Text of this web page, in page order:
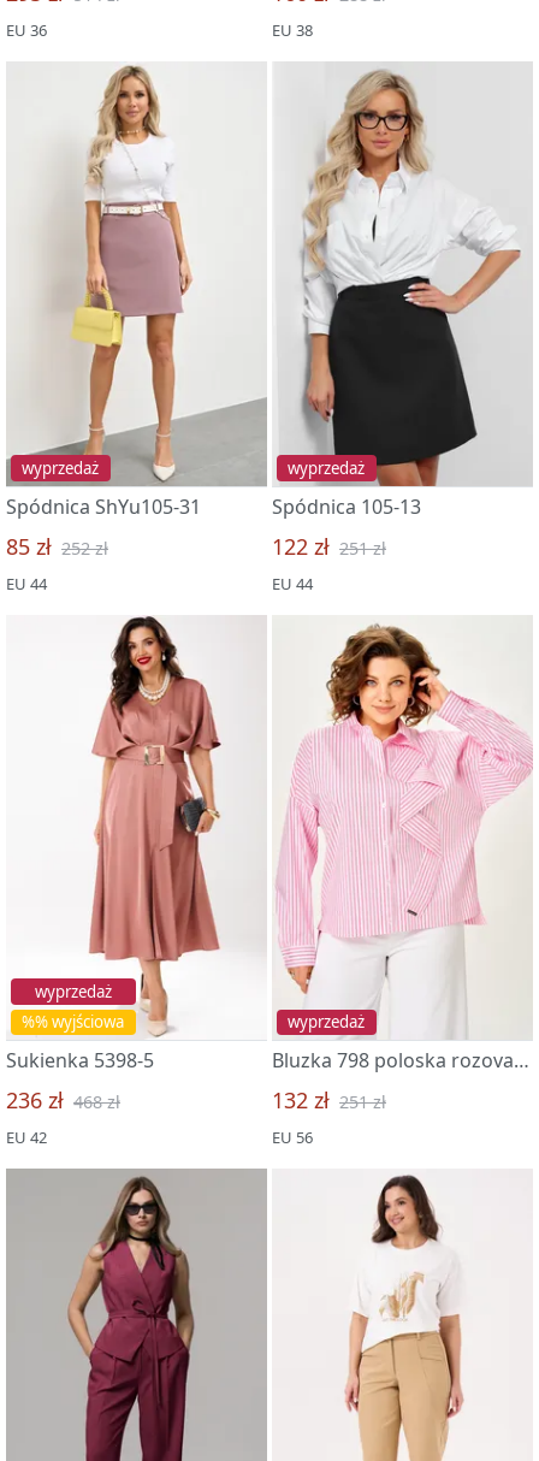
EU 36 EU 38
wyprzedaż
Spódnica ShYu105-31
85 zł 252 zł
EU 44
wyprzedaż
Spódnica 105-13
122 zł 251 zł
EU 44
%% wyjściowa
wyprzedaż
Sukienka 5398-5
236 zł 468 zł
EU 42
wyprzedaż
Bluzka 798 poloska rozovaya
132 zł 251 zł
EU 56